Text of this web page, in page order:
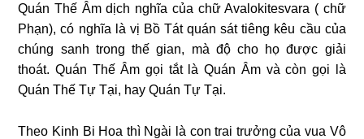
Quán Thế Âm dịch nghĩa của chữ Avalokitesvara ( chữ
Phạn), có nghĩa là vị Bồ Tát quán sát tiêng kêu cầu của
chúng sanh trong thế gian, mà độ cho họ được giải
thoát. Quán Thế Âm gọi tắt là Quán Âm và còn gọi là
Quán Thế Tự Tại, hay Quán Tự Tại.
Theo Kinh Bi Hoa thì Ngài là con trai trưởng của vua Vô